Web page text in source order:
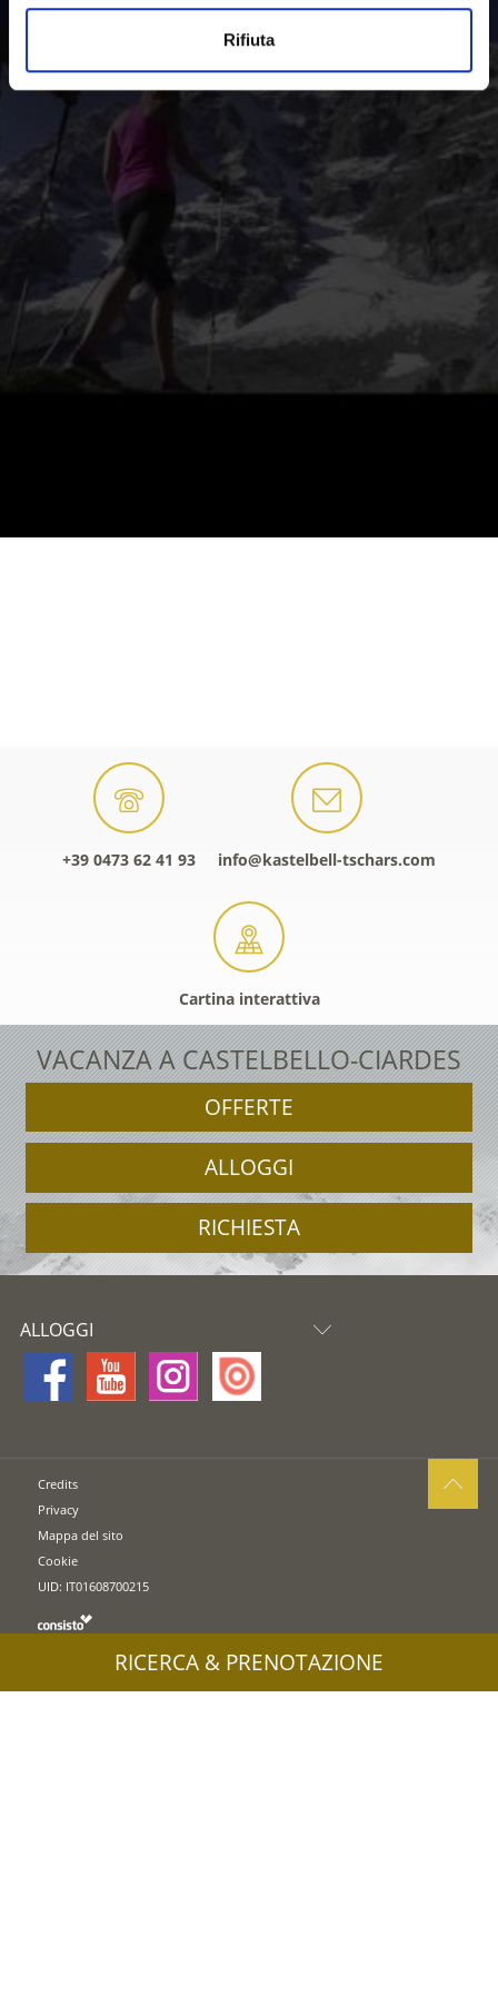
Rifiuta
+39 0473 62 41 93 info@kastelbell-tschars.com
Cartina interattiva
VACANZA A CASTELBELLO-CIARDES
OFFERTE
ALLOGGI
RICHIESTA
ALLOGGI
Credits
Privacy
Mappa del sito
Cookie
UID: IT01608700215
RICERCA & PRENOTAZIONE